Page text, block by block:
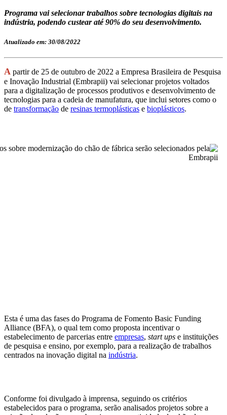
Programa vai selecionar trabalhos sobre tecnologias digitais na
indústria, podendo custear até 90% do seu desenvolvimento.
Atualizado em: 30/08/2022
A partir de 25 de outubro de 2022 a Empresa Brasileira de Pesquisa
e Inovação Industrial (Embrapii) vai selecionar projetos voltados
para a digitalização de processos produtivos e desenvolvimento de
tecnologias para a cadeia de manufatura, que inclui setores como o
de transformação de resinas termoplásticas e bioplásticos.
Esta é uma das fases do Programa de Fomento Basic Funding
Alliance (BFA), o qual tem como proposta incentivar o
estabelecimento de parcerias entre empresas, start ups e instituições
de pesquisa e ensino, por exemplo, para a realização de trabalhos
centrados na inovação digital na indústria.
Conforme foi divulgado à imprensa, seguindo os critérios
estabelecidos para o programa, serão analisados projetos sobre a